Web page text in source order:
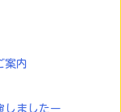
案内
しましたー